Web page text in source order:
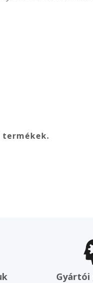
termékek.
Gyártói